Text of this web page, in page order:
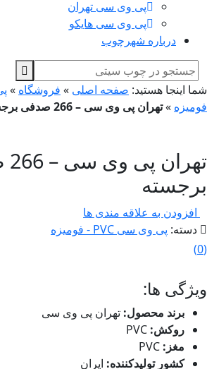
پی وی سی تهران
پی وی سی هایکو
درباره شهرچوب
اینجا هستید:صفحه اصلی» فروشگاه»
» تهران پی وی سی – 266 صدفی برجسته
افزودن به علاقه مندی ها
پی وی سی PVC - فومیزه
)
ها:
برند محصول:تهران پی وی سی
روکش:PVC
مغز: PVC
کشور تولیدکننده:ایران